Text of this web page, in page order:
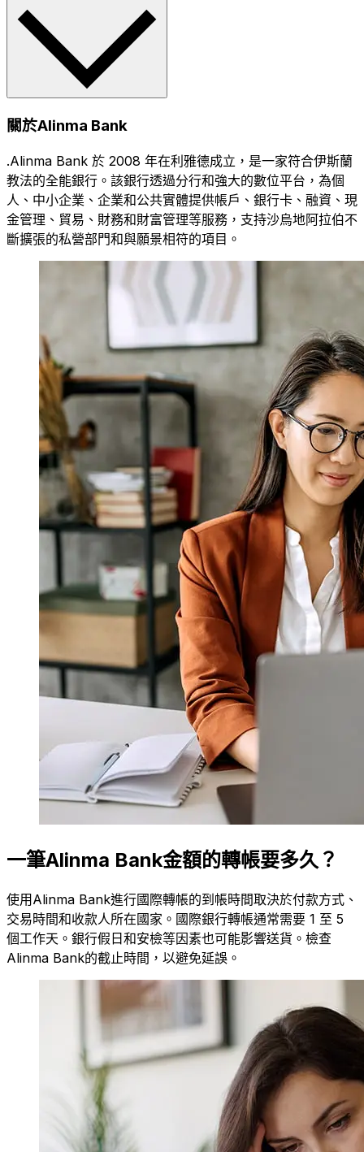
關於Alinma Bank
.Alinma Bank 於 2008 年在利雅德成立，是一家符合伊斯蘭
教法的全能銀行。該銀行透過分行和強大的數位平台，為個
人、中小企業、企業和公共實體提供帳戶、銀行卡、融資、現
金管理、貿易、財務和財富管理等服務，支持沙烏地阿拉伯不
斷擴張的私營部門和與願景相符的項目。
一筆Alinma Bank金額的轉帳要多久？
使用Alinma Bank進行國際轉帳的到帳時間取決於付款方式、
交易時間和收款人所在國家。國際銀行轉帳通常需要 1 至 5
個工作天。銀行假日和安檢等因素也可能影響送貨。檢查
Alinma Bank的截止時間，以避免延誤。